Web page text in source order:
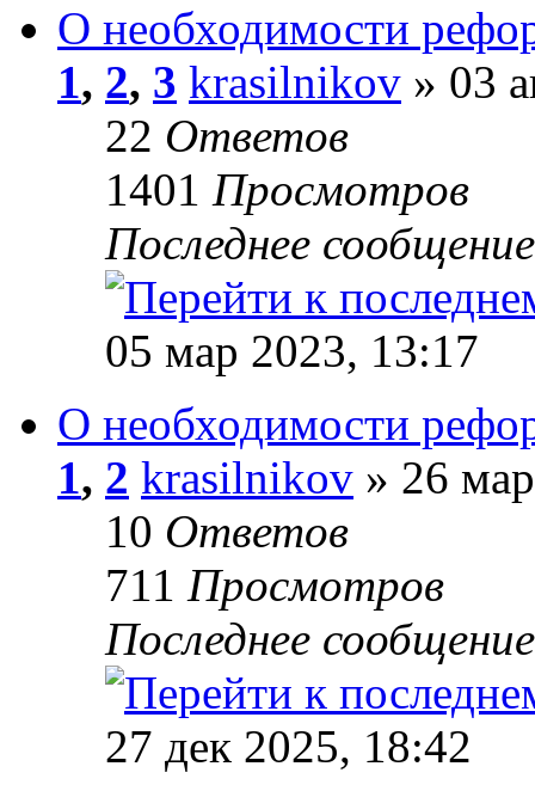
О необходимости
1, 2, 3 krasilnikov » 03
22 Ответов
1401 Просмотров
Последнее
05 мар 2023, 13:17
О необходимости
1, 2 krasilnikov » 26
10 Ответов
711 Просмотров
Последнее
27 дек 2025, 18:42